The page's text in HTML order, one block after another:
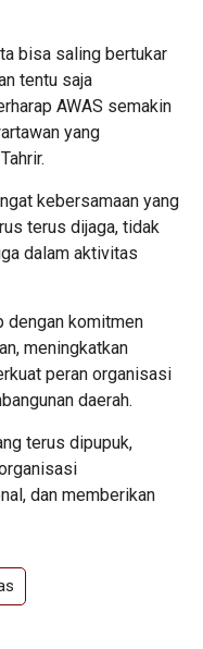
bisa saling bertukar
tentu saja
AWAS semakin
yang
kebersamaan yang
terus dijaga, tidak
dalam aktivitas
dengan komitmen
meningkatkan
peran organisasi
daerah.
terus dipupuk,
dan memberikan